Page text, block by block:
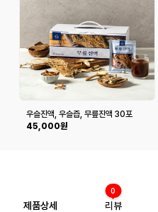
우슬진액, 우슬즙, 무릎진액 30포
45,000원
제품상세 리뷰
0